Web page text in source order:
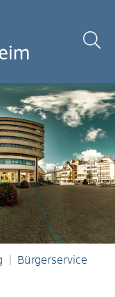
Bürgerservice